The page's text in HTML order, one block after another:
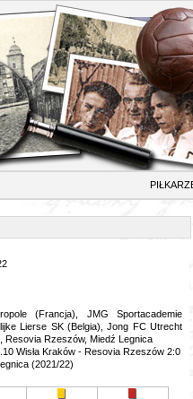
(Francja), JMG Sportacademie
Lierse SK (Belgia), Jong FC Utrecht
Resovia Rzeszów, Miedź Legnica
Wisła Kraków - Resovia Rzeszów 2:0
(2021/22)